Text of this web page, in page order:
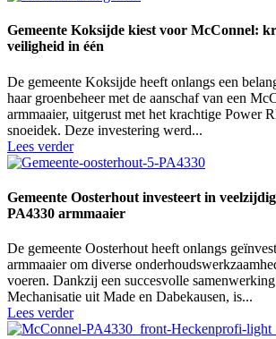
Gemeente Koksijde kiest voor McConnel:
veiligheid in één
De gemeente Koksijde heeft onlangs een
haar groenbeheer met de aanschaf van een
armmaaier, uitgerust met het krachtige Power
snoeidek. Deze investering werd...
Lees verder
Gemeente Oosterhout investeert in
PA4330 armmaaier
De gemeente Oosterhout heeft onlangs
armmaaier om diverse
voeren. Dankzij een succesvolle
Mechanisatie uit Made en Dabekausen, is...
Lees verder